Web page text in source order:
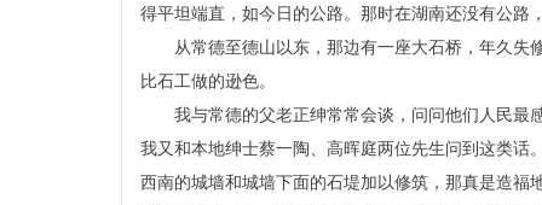
得平坦端直，如今日的公路。那时在湖南还没有公路
从常德至德山以东，那边有一座大石桥，年久
比石工做的逊色。
我与常德的父老正绅常常会谈，问问他们人民最
我又和本地绅士蔡一陶、高晖庭两位先生问到这类
西南的城墙和城墙下面的石堤加以修筑，那真是造